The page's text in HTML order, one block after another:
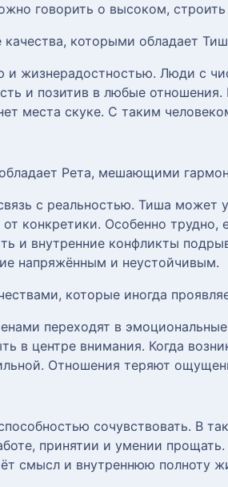
говорить о высоком, строить
которыми обладает
жизнерадостностью. Люди с
и позитив в любые
места скуке. С таким
Рета, мешающими
с реальностью. Тиша может
конкретики. Особенно
и внутренние конфликты
напряжённым и неустойчивым.
которые иногда
переходят в
в центре внимания. Когда
Отношения теряют
сочувствовать. В
принятии и умении
смысл и внутреннюю полноту